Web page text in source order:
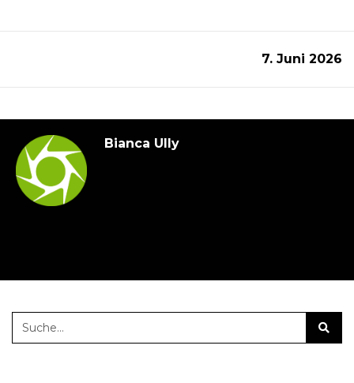
7. Juni 2026
Bianca Ully